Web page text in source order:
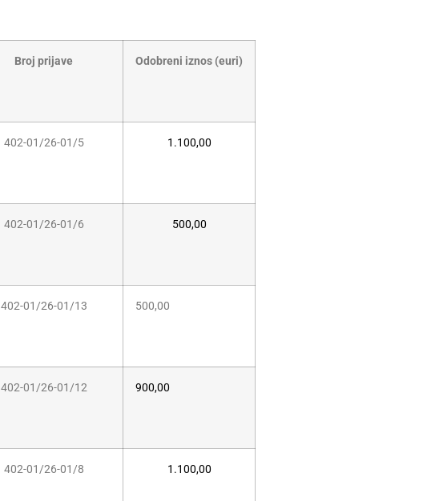
Broj prijave Odobreni iznos (euri)
402-01/26-01/5 1.100,00
402-01/26-01/6 500,00
402-01/26-01/13 500,00
402-01/26-01/12 900,00
402-01/26-01/8 1.100,00